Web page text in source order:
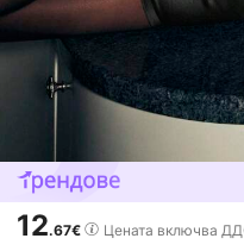
12.67€ Цената включва